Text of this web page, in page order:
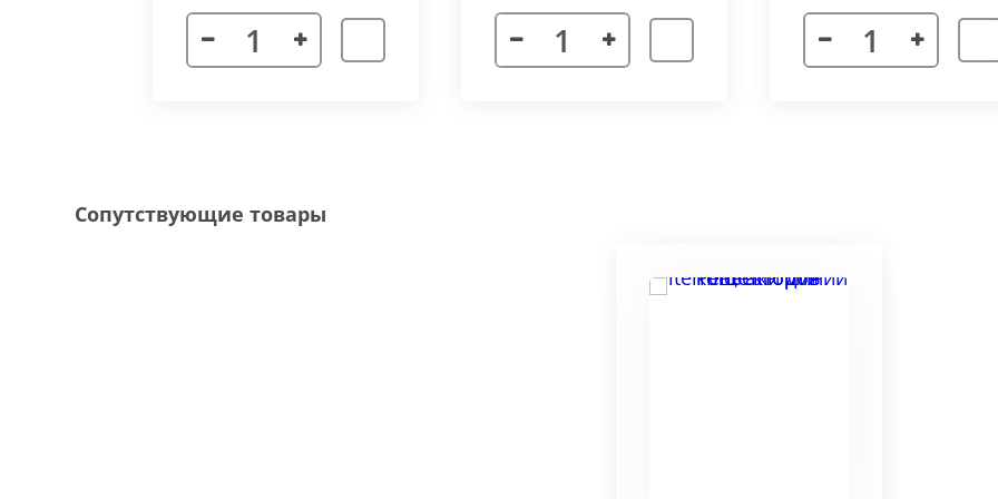
Декоративная рамка выполнена из алюминия. Придает прибору завершенности и помогает
напольного покрытия и короба конвектора, а также увеличивает жесткость короба.
соединения 70 градусов.
большей длины, конвектор собирается из отдельных сегментов.
Сопутствующие товары